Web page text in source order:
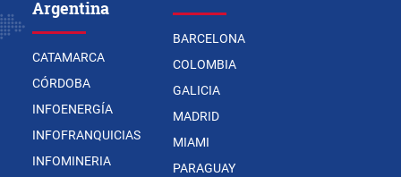
Argentina
CATAMARCA
CÓRDOBA
INFOENERGÍA
INFOFRANQUICIAS
INFOMINERIA
BARCELONA
COLOMBIA
GALICIA
MADRID
MIAMI
PARAGUAY